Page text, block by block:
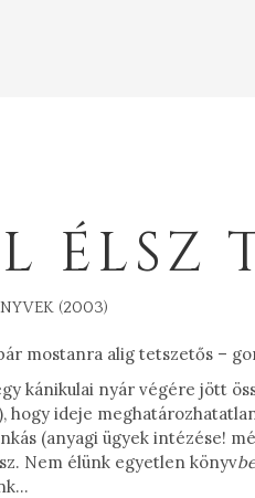
ÉLSZ
(2003)
mostanra alig tetszetős –
kánikulai nyár végére jött
hogy ideje
(anyagi ügyek intézése!
Nem élünk egyetlen könyv